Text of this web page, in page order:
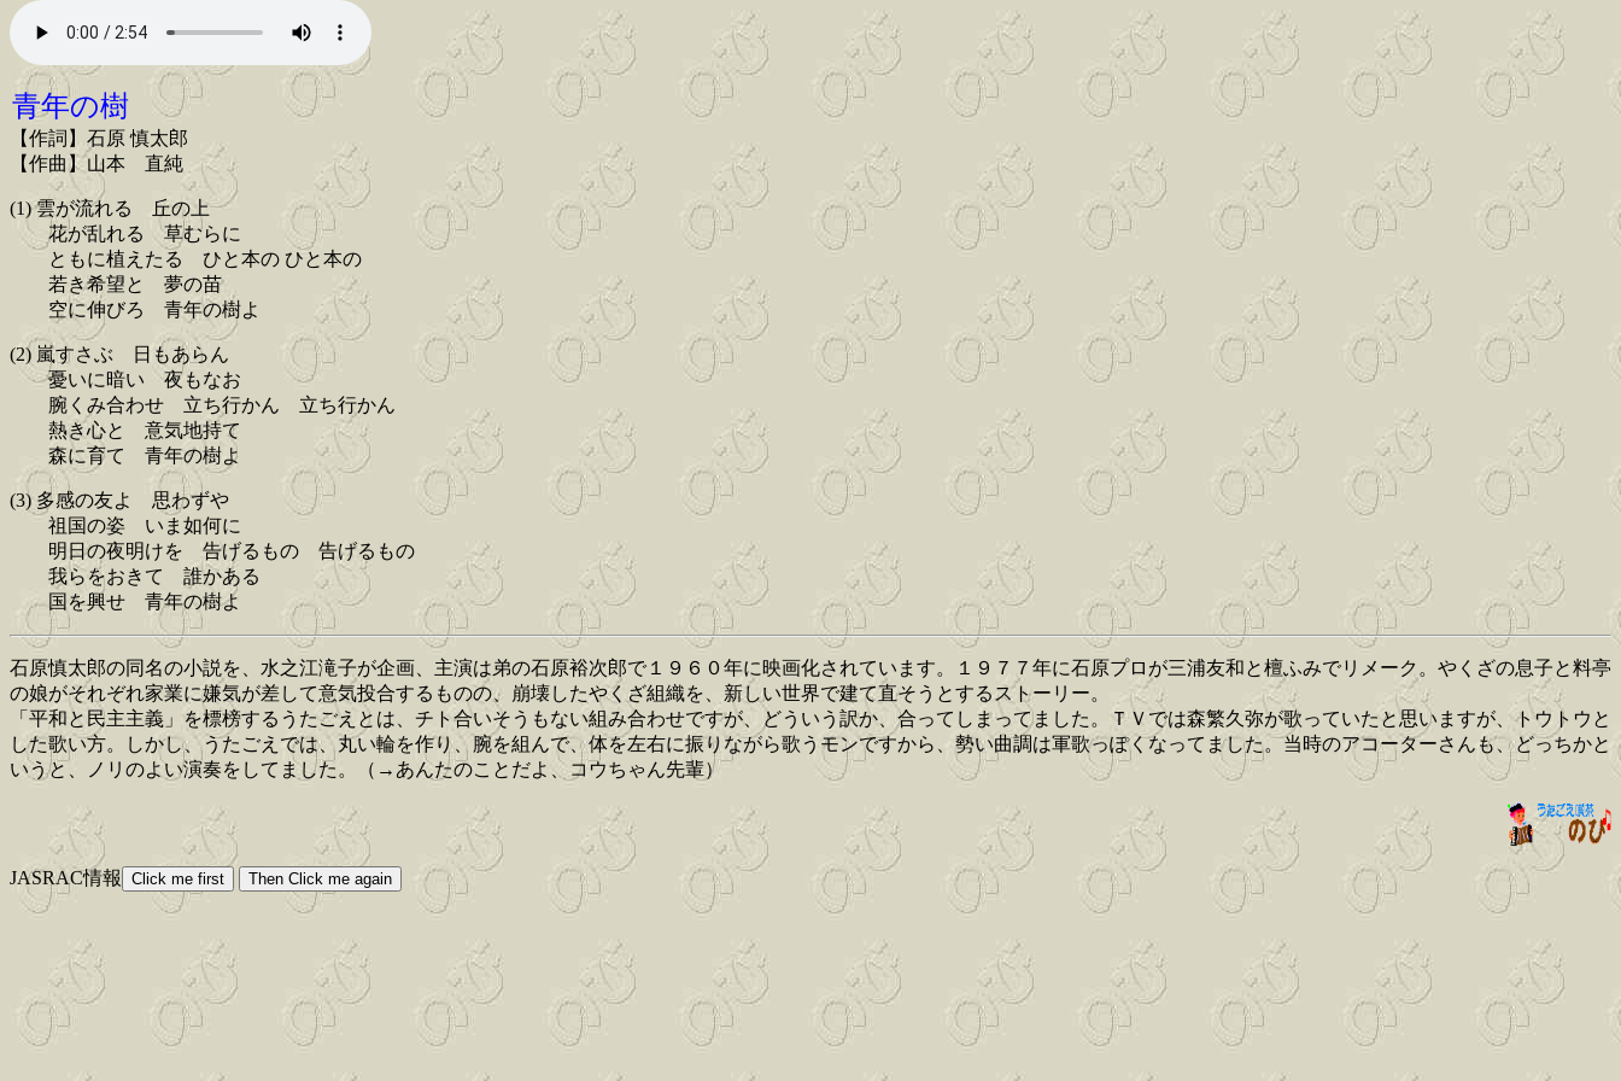
青年の樹
【作詞】石原 慎太郎
【作曲】山本 直純
(1) 雲が流れる 丘の上
花が乱れる 草むらに
ともに植えたる ひと本の ひと本の
若き希望と 夢の苗
空に伸びろ 青年の樹よ
(2) 嵐すさぶ 日もあらん
憂いに暗い 夜もなお
腕くみ合わせ 立ち行かん 立ち行かん
熱き心と 意気地持て
森に育て 青年の樹よ
(3) 多感の友よ 思わずや
祖国の姿 いま如何に
明日の夜明けを 告げるもの 告げるもの
我らをおきて 誰かある
国を興せ 青年の樹よ
石原慎太郎の同名の小説を、水之江滝子が企画、主演は弟の石原裕次郎で１９６０年に映画化されています。１９７７年に石原プロが三浦友和と檀ふみでリメーク。やくざの息子と料亭
の娘がそれぞれ家業に嫌気が差して意気投合するものの、崩壊したやくざ組織を、新しい世界で建て直そうとするストーリー。
「平和と民主主義」を標榜するうたごえとは、チト合いそうもない組み合わせですが、どういう訳か、合ってしまってました。ＴＶでは森繁久弥が歌っていたと思いますが、トウトウと
した歌い方。しかし、うたごえでは、丸い輪を作り、腕を組んで、体を左右に振りながら歌うモンですから、勢い曲調は軍歌っぽくなってました。当時のアコーターさんも、どっちかと
いうと、ノリのよい演奏をしてました。（→あんたのことだよ、コウちゃん先輩）
JASRAC情報